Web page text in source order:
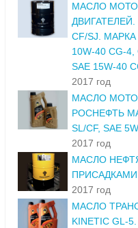
МАСЛО
ДВИГАТЕЛЕЙ.
CF/SJ. МАРКА
10W-40 CG-
SAE 15W-40
2017 год
МАСЛО
РОСНЕФТЬ
SL/CF, SAE
2017 год
МАСЛО
2017 год
МАСЛО
KINETIC GL-